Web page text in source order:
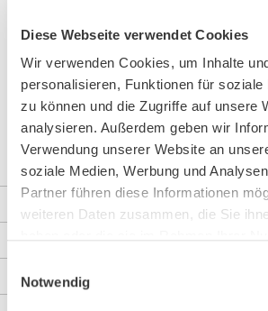
Diese Webseite verwendet Cookies
Wir verwenden Cookies, um Inhalte
personalisieren, Funktionen für soziale
zu können und die Zugriffe auf unsere
analysieren. Außerdem geben wir
Verwendung unserer Website an
soziale Medien, Werbung und
Partner führen diese Informationen
weiteren Daten zusammen, die Sie
Einwilligungsauswahl
Notwendig
Bedingungen produzieren. Mehr zu dem
unseremBlog.
Wir haben Modell OVA für dich in den Größen
noch zu groß? Dann findest du hier kleine
MAXIModer ModellTULIAhaben wir schöne
Für draußen empfehlen wir dir unsere
Angaben zur Produktsicherheit